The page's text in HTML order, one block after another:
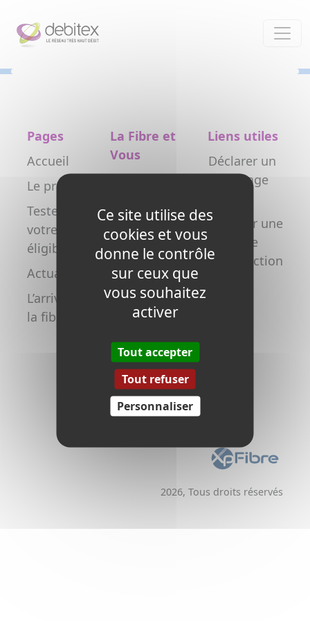
Pages
Accueil
Le projet
Testez
votre
éligibilité
Actualités
L’arrivée de
la fibre
La Fibre et
Vous
Particulier
Collectivité
Opérateur
Copropriétés
/ syndics
Promoteurs /
Aménageurs
Liens utiles
Déclarer un
dommage
Déclarer une
nouvelle
construction
2026, Tous droits réservés
Ce site utilise des
cookies et vous
donne le contrôle
sur ceux que
vous souhaitez
activer
Tout accepter
Tout refuser
Personnaliser